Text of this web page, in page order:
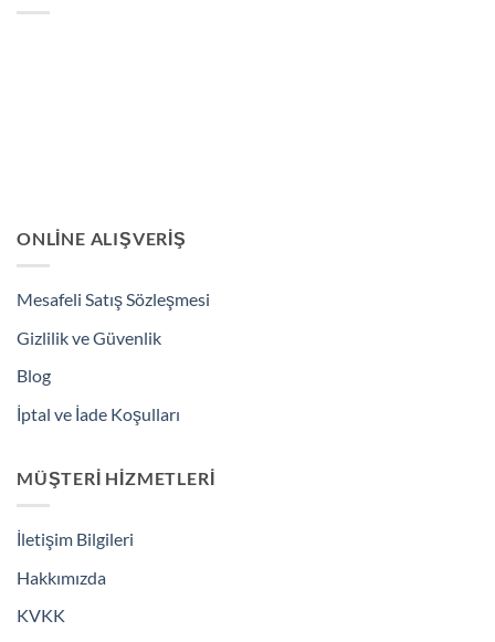
ONLINE ALIŞVERIŞ
Mesafeli Satış Sözleşmesi
Gizlilik ve Güvenlik
Blog
İptal ve İade Koşulları
MÜŞTERI HIZMETLERI
İletişim Bilgileri
Hakkımızda
KVKK